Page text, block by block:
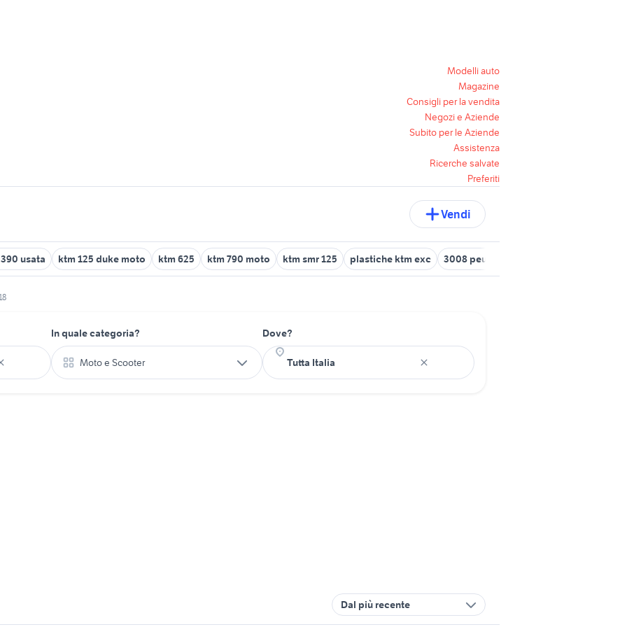
Modelli auto
Magazine
Consigli per la vendita
Negozi e Aziende
Subito per le Aziende
Assistenza
Ricerche salvate
Preferiti
Vendi
usata ktm 125 duke moto ktm 625 ktm 790 moto ktm smr 125 plastiche ktm exc 3008 peugeot 2018
In quale categoria?
Moto e Scooter
Dove?
Dal più recente